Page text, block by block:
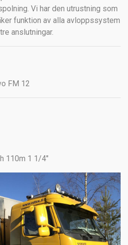
Vi har den utrustning som
funktion av alla avloppssystem
anslutningar.
FM 12
110m 1 1/4"